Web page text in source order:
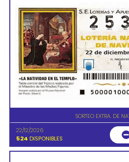
SORTEO EXTRA. DE
22/12/2026
524 DISPONIBLES